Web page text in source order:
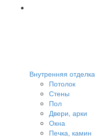
Внутренняя отделка
Потолок
Стены
Пол
Двери, арки
Окна
Печка, камин